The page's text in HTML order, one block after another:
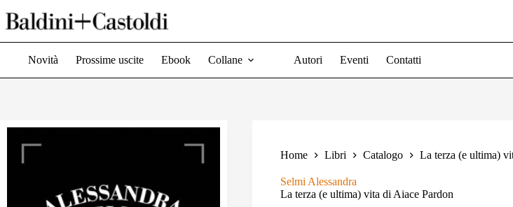
al
contenuto
Novità Prossime uscite Ebook Collane Autori Eventi Contatti
Home Libri Catalogo La terza (e ultima)
Selmi Alessandra
La terza (e ultima) vita di Aiace Pardon